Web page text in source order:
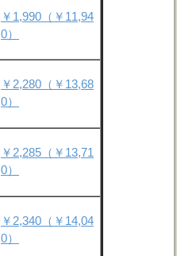
￥1,990（￥11,94
0）
￥2,280（￥13,68
0）
￥2,285（￥13,71
0）
￥2,340（￥14,04
0）